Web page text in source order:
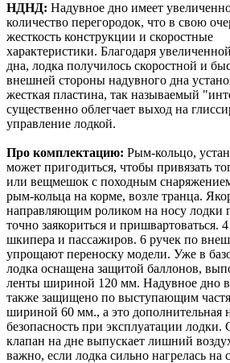
НДНД: Надувное дно имеет
количество перегородок, что в свою
жесткость конструкции и скоростные
характеристики. Благодаря
дна, лодка получилось скоростной и
внешней стороны надувного дна
жесткая пластина, так называемый
существенно облегчает выход на
управление лодкой.
Про комплектацию: Рым-кольцо,
может пригодиться, чтобы привязать
или вещмешок с походным
рым-кольца на корме, возле транца.
направляющим роликом на носу лодки
точно заякориться и пришвартоваться.
шкипера и пассажиров. 6 ручек по
упрощают переноску модели. Уже в
лодка оснащена защитой баллонов,
ленты шириной 120 мм. Надувное дно в
также защищено по выступающим
шириной 60 мм., а это дополнительная
безопасность при эксплуатации
клапан на дне выпускает лишний
важно, если лодка сильно нагрелась на